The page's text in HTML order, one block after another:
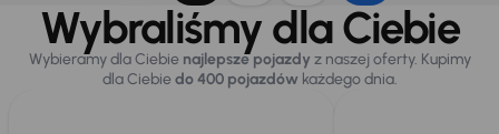
Wybraliśmy dla Ciebie
Wybieramy dla Ciebie najlepsze pojazdy z naszej oferty. Kupimy
dla Ciebiedo 400 pojazdówkażdego dnia.